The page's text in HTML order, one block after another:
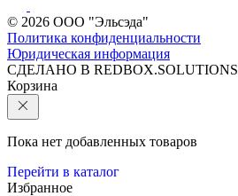
© 2026 ООО "Эльсэда"
Политика конфиденциальности
Юридическая информация
CДЕЛАНО В REDBOX.SOLUTIONS
Корзина
Пока нет добавленных товаров
Перейти в каталог
Избранное